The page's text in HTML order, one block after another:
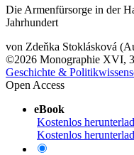
Die Armenfürsorge in der
Jahrhundert
von Zdeňka Stoklásková
©2026 Monographie XVI,
Geschichte &
Open Access
eBook
Kostenlos
Kostenlos